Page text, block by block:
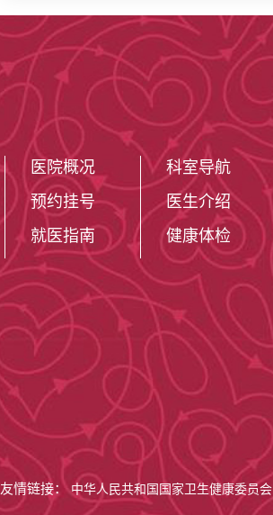
医院概况
预约挂号
就医指南
科室导航
医生介绍
健康体检
友情链接：中华人民共和国国家卫生健康委员会